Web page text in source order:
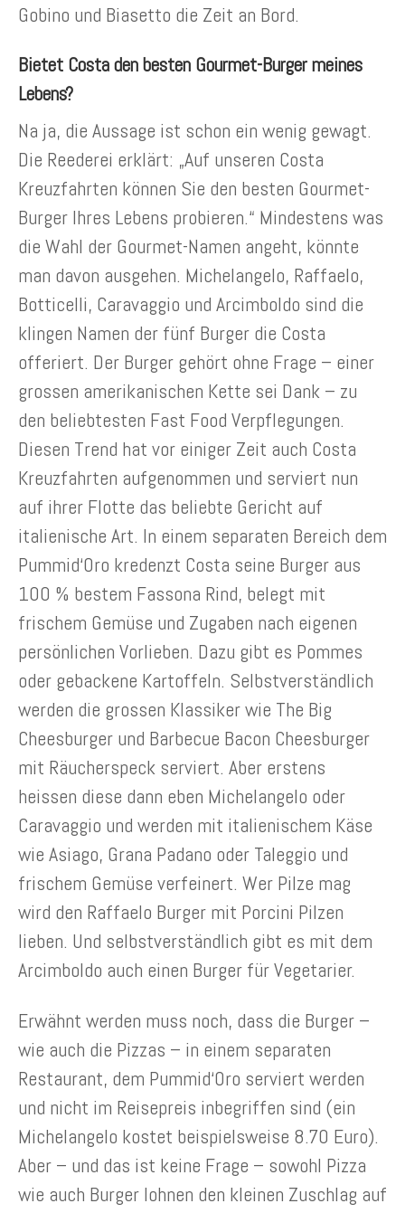
Gobino und Biasetto die Zeit an Bord.
Bietet Costa den besten Gourmet-Burger meines
Lebens?
Na ja, die Aussage ist schon ein wenig gewagt.
Die Reederei erklärt: „Auf unseren Costa
Kreuzfahrten können Sie den besten Gourmet-
Burger Ihres Lebens probieren.“ Mindestens was
die Wahl der Gourmet-Namen angeht, könnte
man davon ausgehen. Michelangelo, Raffaelo,
Botticelli, Caravaggio und Arcimboldo sind die
klingen Namen der fünf Burger die Costa
offeriert. Der Burger gehört ohne Frage – einer
grossen amerikanischen Kette sei Dank – zu
den beliebtesten Fast Food Verpflegungen.
Diesen Trend hat vor einiger Zeit auch Costa
Kreuzfahrten aufgenommen und serviert nun
auf ihrer Flotte das beliebte Gericht auf
italienische Art. In einem separaten Bereich dem
Pummid‘Oro kredenzt Costa seine Burger aus
100 % bestem Fassona Rind, belegt mit
frischem Gemüse und Zugaben nach eigenen
persönlichen Vorlieben. Dazu gibt es Pommes
oder gebackene Kartoffeln. Selbstverständlich
werden die grossen Klassiker wie The Big
Cheesburger und Barbecue Bacon Cheesburger
mit Räucherspeck serviert. Aber erstens
heissen diese dann eben Michelangelo oder
Caravaggio und werden mit italienischem Käse
wie Asiago, Grana Padano oder Taleggio und
frischem Gemüse verfeinert. Wer Pilze mag
wird den Raffaelo Burger mit Porcini Pilzen
lieben. Und selbstverständlich gibt es mit dem
Arcimboldo auch einen Burger für Vegetarier.
Erwähnt werden muss noch, dass die Burger –
wie auch die Pizzas – in einem separaten
Restaurant, dem Pummid‘Oro serviert werden
und nicht im Reisepreis inbegriffen sind (ein
Michelangelo kostet beispielsweise 8.70 Euro).
Aber – und das ist keine Frage – sowohl Pizza
wie auch Burger lohnen den kleinen Zuschlag auf